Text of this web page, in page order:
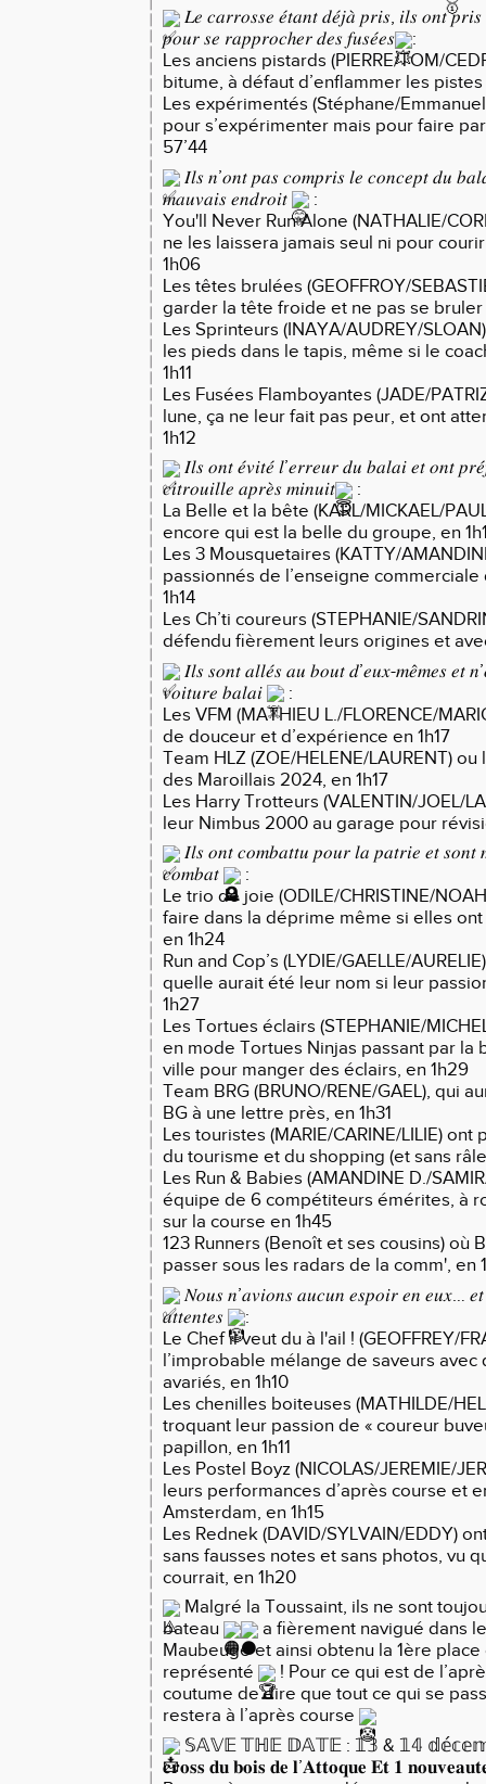
𝐿𝑒 𝑐𝑎𝑟𝑟𝑜𝑠𝑠𝑒 𝑒́𝑡𝑎𝑛𝑡 𝑑𝑒́𝑗𝑎̀ 𝑝𝑟𝑖𝑠, 𝑖𝑙𝑠 𝑜𝑛𝑡
𝑝𝑜𝑢𝑟 𝑠𝑒 𝑟𝑎𝑝𝑝𝑟𝑜𝑐ℎ𝑒𝑟 𝑑𝑒𝑠 𝑓𝑢𝑠𝑒́𝑒𝑠
:
Les anciens pistards (PIERRE/TOM/
bitume, à défaut d’enflammer les
Les expérimentés (Stéphane/
pour s’expérimenter mais pour faire
57’44
𝐼𝑙𝑠 𝑛’𝑜𝑛𝑡 𝑝𝑎𝑠 𝑐𝑜𝑚𝑝𝑟𝑖𝑠 𝑙𝑒 𝑐𝑜𝑛𝑐𝑒𝑝𝑡 𝑑𝑢
𝑚𝑎𝑢𝑣𝑎𝑖𝑠 𝑒𝑛𝑑𝑟𝑜𝑖𝑡
:
You'll Never Run Alone (NATHALIE/
ne les laissera jamais seul ni pour
1h06
Les têtes brulées (GEOFFROY/
garder la tête froide et ne pas se bruler
Les Sprinteurs (INAYA/AUDREY/
les pieds dans le tapis, même si le
1h11
Les Fusées Flamboyantes (JADE/
lune, ça ne leur fait pas peur, et ont
1h12
𝐼𝑙𝑠 𝑜𝑛𝑡 𝑒́𝑣𝑖𝑡𝑒́ 𝑙’𝑒𝑟𝑟𝑒𝑢𝑟 𝑑𝑢 𝑏𝑎𝑙𝑎𝑖 𝑒𝑡 𝑜𝑛𝑡
𝑐𝑖𝑡𝑟𝑜𝑢𝑖𝑙𝑙𝑒 𝑎𝑝𝑟𝑒̀𝑠 𝑚𝑖𝑛𝑢𝑖𝑡
:
La Belle et la bête (KARL/MICKAEL/
encore qui est la belle du groupe, en
Les 3 Mousquetaires (KATTY/
passionnés de l’enseigne
1h14
Les Ch’ti coureurs (STEPHANIE/
défendu fièrement leurs origines et
𝐼𝑙𝑠 𝑠𝑜𝑛𝑡 𝑎𝑙𝑙𝑒́𝑠 𝑎𝑢 𝑏𝑜𝑢𝑡 𝑑’𝑒𝑢𝑥-𝑚𝑒̂𝑚𝑒𝑠 𝑒𝑡
𝑣𝑜𝑖𝑡𝑢𝑟𝑒 𝑏𝑎𝑙𝑎𝑖
:
Les VFM (MATHIEU L./FLORENCE/
de douceur et d’expérience en 1h17
Team HLZ (ZOE/HELENE/LAURENT)
des Maroillais 2024, en 1h17
Les Harry Trotteurs (VALENTIN/JOEL/
leur Nimbus 2000 au garage pour
𝐼𝑙𝑠 𝑜𝑛𝑡 𝑐𝑜𝑚𝑏𝑎𝑡𝑡𝑢 𝑝𝑜𝑢𝑟 𝑙𝑎 𝑝𝑎𝑡𝑟𝑖𝑒 𝑒𝑡
𝑐𝑜𝑚𝑏𝑎𝑡
:
Le trio de joie (ODILE/CHRISTINE/
faire dans la déprime même si elles ont
en 1h24
Run and Cop’s (LYDIE/GAELLE/
quelle aurait été leur nom si leur
1h27
Les Tortues éclairs (STEPHANIE/
en mode Tortues Ninjas passant par la
ville pour manger des éclairs, en 1h29
Team BRG (BRUNO/RENE/GAEL), qui
BG à une lettre près, en 1h31
Les touristes (MARIE/CARINE/LILIE)
du tourisme et du shopping (et sans
Les Run & Babies (AMANDINE D./
équipe de 6 compétiteurs émérites, à
sur la course en 1h45
123 Runners (Benoît et ses cousins) où
passer sous les radars de la comm', en
𝑁𝑜𝑢𝑠 𝑛’𝑎𝑣𝑖𝑜𝑛𝑠 𝑎𝑢𝑐𝑢𝑛 𝑒𝑠𝑝𝑜𝑖𝑟 𝑒𝑛 𝑒𝑢𝑥… 𝑒𝑡
𝑎𝑡𝑡𝑒𝑛𝑡𝑒𝑠
:
Le Chef il veut du à l'ail ! (GEOFFREY/
l’improbable mélange de saveurs
avariés, en 1h10
Les chenilles boiteuses (MATHILDE/
troquant leur passion de « coureur
papillon, en 1h11
Les Postel Boyz (NICOLAS/JEREMIE/
leurs performances d’après course et
Amsterdam, en 1h15
Les Rednek (DAVID/SYLVAIN/EDDY)
sans fausses notes et sans photos, vu
courrait, en 1h20
Malgré la Toussaint, ils ne sont
bateau
a fièrement navigué dans
Maubeuge et ainsi obtenu la 1ère place
représenté
! Pour ce qui est de
coutume de dire que tout ce qui se
restera à l’après course
𝕊𝔸𝕍𝔼 𝕋ℍ𝔼 𝔻𝔸𝕋𝔼 : 𝟙𝟛 & 𝟙𝟜
𝐜𝐫𝐨𝐬𝐬 𝐝𝐮 𝐛𝐨𝐢𝐬 𝐝𝐞 𝐥’𝐀𝐭𝐭𝐨𝐪𝐮𝐞 𝐄𝐭 𝟏